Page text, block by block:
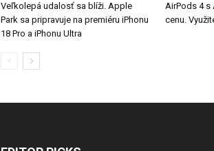
Veľkolepá udalosť sa blíži. Apple
Park sa pripravuje na premiéru iPhonu
18 Pro a iPhonu Ultra
AirPods 4 s
cenu.